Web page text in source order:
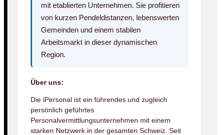
mit etablierten Unternehmen. Sie profitieren
von kurzen Pendeldistanzen, lebenswerten
Gemeinden und einem stabilen
Arbeitsmarkt in dieser dynamischen
Region.
Über uns:
Die iPersonal ist ein führendes und zugleich
persönlich geführtes
Personalvermittlungsunternehmen mit einem
starken Netzwerk in der gesamten Schweiz. Seit